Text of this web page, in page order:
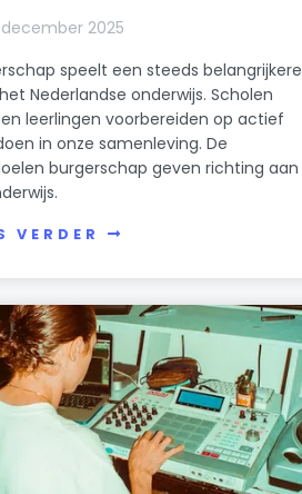
december 2025
speelt een steeds belangrijkere
Nederlandse onderwijs. Scholen
leerlingen voorbereiden op actief
in onze samenleving. De
burgerschap geven richting aan
VERDER